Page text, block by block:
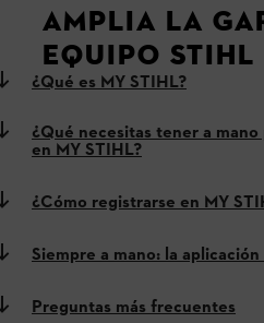
AMPLIA LA
EQUIPO STIHL
¿Qué es MY STIHL?
¿Qué necesitas tener a
en MY STIHL?
¿Cómo registrarse en MY
Siempre a mano: la
Preguntas más frecuentes